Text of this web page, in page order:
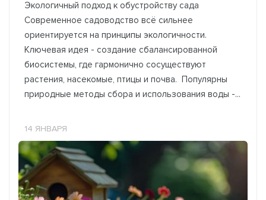
Экологичный подход к обустройству сада
Современное садоводство всё сильнее
ориентируется на принципы экологичности.
Ключевая идея - создание сбалансированной
биосистемы, где гармонично сосуществуют
растения, насекомые, птицы и почва. Популярны
природные методы сбора и использования воды -...
14 ЯНВАРЯ